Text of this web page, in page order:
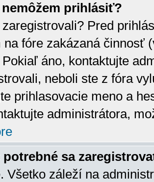
nemôžem prihlásiť?
Pred
na fóre zakázaná činnosť
áno, kontaktujte
neboli ste z fóra
prihlasovacie meno a
administrátora,
potrebné sa
Všetko záleží na